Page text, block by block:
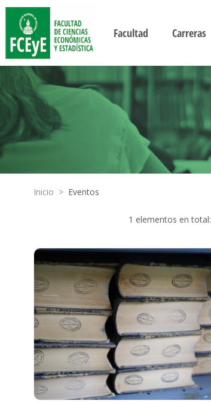
Facultad Carreras
Inicio > Eventos
1 elementos en total: